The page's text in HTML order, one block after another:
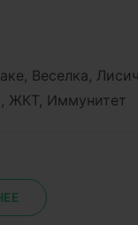
Веселка,
ЖКТ,